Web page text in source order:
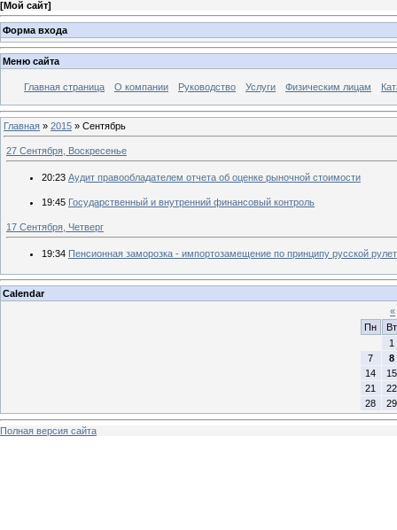
[Мой сайт]
Форма входа
Меню сайта
Главная страница О компании Руководство Услуги Физическим лицам
Главная » 2015 » Сентябрь
27 Сентября, Воскресенье
20:23 Аудит правообладателем отчета об оценке рыночной стоимости
19:45 Государственный и внутренний финансовый контроль
17 Сентября, Четверг
19:34 Пенсионная заморозка - импортозамещение по принципу русской
Calendar
«
Пн
Вт
1
7
8
14
15
21
22
28
29
Полная версия сайта